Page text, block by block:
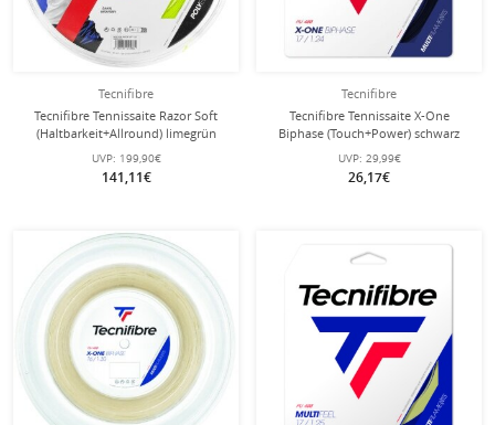
Tecnifibre
Tecnifibre Tennissaite Razor Soft
(Haltbarkeit+Allround) limegrün
200m Rolle
UVP: 199,90€
141,11€
Tecnifibre
Tecnifibre Tennissaite X-One
Biphase (Touch+Power) schwarz
12m Set
UVP: 29,99€
26,17€